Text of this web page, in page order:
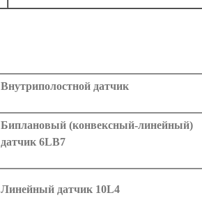
Внутриполостной датчик
Биплановый (конвексный-линейный)
датчик 6LB7
Линейный датчик 10L4